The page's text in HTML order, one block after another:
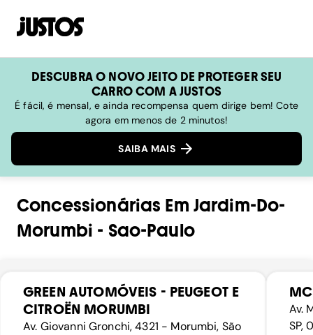
DESCUBRA O NOVO JEITO DE PROTEGER SEU
CARRO COM A JUSTOS
É fácil, é mensal, e ainda recompensa quem dirige bem! Cote
agora em menos de 2 minutos!
SAIBA MAIS
Concessionárias Em Jardim-Do-
Morumbi - Sao-Paulo
GREEN AUTOMÓVEIS - PEUGEOT E
CITROËN MORUMBI
Av. Giovanni Gronchi, 4321 - Morumbi, São
Av.
SP,